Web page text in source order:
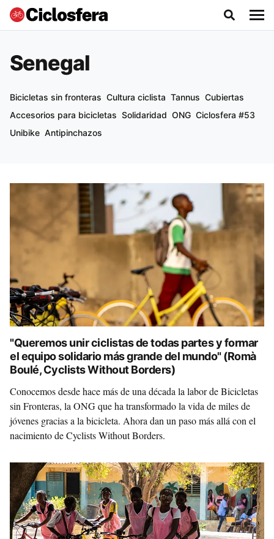
Senegal
Bicicletas sin fronteras Cultura ciclista Tannus Cubiertas
Accesorios para bicicletas Solidaridad ONG Ciclosfera #53
Unibike Antipinchazos
"Queremos unir ciclistas de todas partes y formar
el equipo solidario más grande del mundo" (Romà
Boulé, Cyclists Without Borders)
Conocemos desde hace más de una década la labor de Bicicletas
sin Fronteras, la ONG que ha transformado la vida de miles de
jóvenes gracias a la bicicleta. Ahora dan un paso más allá con el
nacimiento de Cyclists Without Borders.